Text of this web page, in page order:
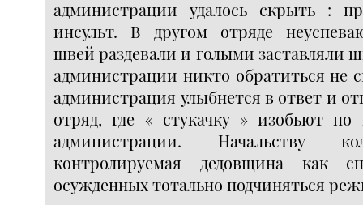
администрации удалось скрыть :
инсульт. В другом отряде
швей раздевали и голыми заставляли
администрации никто обратиться не
администрация улыбнется в ответ и
отряд, где « стукачку » изобьют
администрации. Начальству
контролируемая дедовщина как
осужденных тотально подчиняться